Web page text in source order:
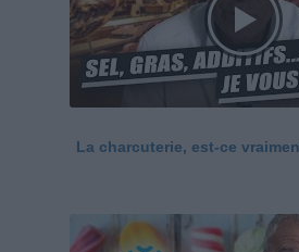
La charcuterie, est-ce